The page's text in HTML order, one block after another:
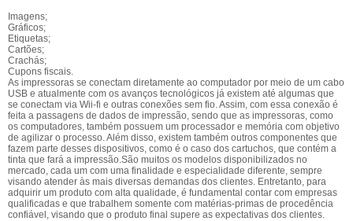
Imagens;
Gráficos;
Etiquetas;
Cartões;
Crachás;
Cupons fiscais.
As impressoras se conectam diretamente ao computador por meio de um cabo
USB e atualmente com os avanços tecnológicos já existem até algumas que
se conectam via Wii-fi e outras conexões sem fio. Assim, com essa conexão é
feita a passagens de dados de impressão, sendo que as impressoras, como
os computadores, também possuem um processador e memória com objetivo
de agilizar o processo. Além disso, existem também outros componentes que
fazem parte desses dispositivos, como é o caso dos cartuchos, que contém a
tinta que fará a impressão.São muitos os modelos disponibilizados no
mercado, cada um com uma finalidade e especialidade diferente, sempre
visando atender às mais diversas demandas dos clientes. Entretanto, para
adquirir um produto com alta qualidade, é fundamental contar com empresas
qualificadas e que trabalhem somente com matérias-primas de procedência
confiável, visando que o produto final supere as expectativas dos clientes.